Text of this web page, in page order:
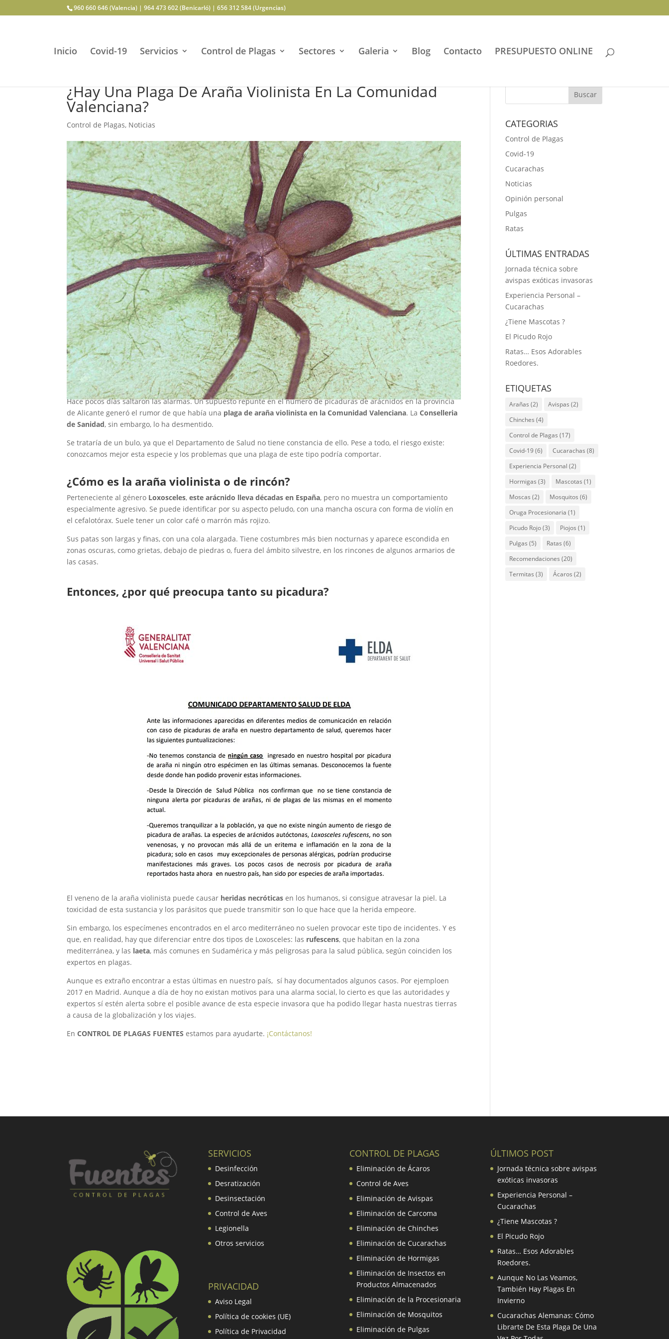
960 660 646 (Valencia) | 964 473 602 (Benicarló) | 656 312 584 (Urgencias)
Inicio Covid-19 Servicios Control de Plagas Sectores Galeria Blog Contacto PRESUPUESTO ONLINE
¿Hay Una Plaga De Araña Violinista En La Comunidad
Valenciana?
Control de Plagas, Noticias
Hace pocos días saltaron las alarmas. Un supuesto repunte en el número de picaduras de arácnidos en la provincia
de Alicante generó el rumor de que había una plaga de araña violinista en la Comunidad Valenciana. La Conselleria
de Sanidad, sin embargo, lo ha desmentido.
Se trataría de un bulo, ya que el Departamento de Salud no tiene constancia de ello. Pese a todo, el riesgo existe:
conozcamos mejor esta especie y los problemas que una plaga de este tipo podría comportar.
¿Cómo es la araña violinista o de rincón?
Perteneciente al género Loxosceles,este arácnido lleva décadas en España, pero no muestra un comportamiento
especialmente agresivo. Se puede identificar por su aspecto peludo, con una mancha oscura con forma de violín en
el cefalotórax. Suele tener un color café o marrón más rojizo.
Sus patas son largas y finas, con una cola alargada. Tiene costumbres más bien nocturnas y aparece escondida en
zonas oscuras, como grietas, debajo de piedras o, fuera del ámbito silvestre, en los rincones de algunos armarios de
las casas.
Entonces, ¿por qué preocupa tanto su picadura?
El veneno de la araña violinista puede causar heridas necróticas en los humanos, si consigue atravesar la piel. La
toxicidad de esta sustancia y los parásitos que puede transmitir son lo que hace que la herida empeore.
Sin embargo, los especímenes encontrados en el arco mediterráneo no suelen provocar este tipo de incidentes. Y es
que, en realidad, hay que diferenciar entre dos tipos de Loxosceles: las rufescens, que habitan en la zona
mediterránea, y las laeta, más comunes en Sudamérica y más peligrosas para la salud pública, según coinciden los
expertos en plagas.
Aunque es extraño encontrar a estas últimas en nuestro país, sí hay documentados algunos casos. Por ejemploen
2017 en Madrid. Aunque a día de hoy no existan motivos para una alarma social, lo cierto es que las autoridades y
expertos sí estén alerta sobre el posible avance de esta especie invasora que ha podido llegar hasta nuestras tierras
a causa de la globalización y los viajes.
EnCONTROL DE PLAGAS FUENTES estamos para ayudarte. ¡Contáctanos!
CATEGORIAS
Control de Plagas
Covid-19
Cucarachas
Noticias
Opinión personal
Pulgas
Ratas
ÚLTIMAS ENTRADAS
Jornada técnica sobre
avispas exóticas invasoras
Experiencia Personal –
Cucarachas
¿Tiene Mascotas ?
El Picudo Rojo
Ratas… Esos Adorables
Roedores.
ETIQUETAS
Arañas (2) Avispas (2)
Chinches (4)
Control de Plagas (17)
Covid-19(6) Cucarachas (8)
Experiencia Personal (2)
Hormigas (3) Mascotas (1)
Moscas (2) Mosquitos (6)
Oruga Procesionaria (1)
Picudo Rojo(3) Piojos (1)
Pulgas (5) Ratas (6)
Recomendaciones (20)
Termitas (3) Ácaros (2)
SERVICIOS
Desinfección
Desratización
Desinsectación
Control de Aves
Legionella
Otros servicios
PRIVACIDAD
Aviso Legal
Política de cookies (UE)
Política de Privacidad
CONTROL DE PLAGAS
Eliminación de Ácaros
Control de Aves
Eliminación de Avispas
Eliminación de Carcoma
Eliminación de Chinches
Eliminación de Cucarachas
Eliminación de Hormigas
Eliminación de Insectos en
Productos Almacenados
Eliminación de la Procesionaria
Eliminación de Mosquitos
Eliminación de Pulgas
ÚLTIMOS POST
Jornada técnica sobre avispas
exóticas invasoras
Experiencia Personal –
Cucarachas
¿Tiene Mascotas ?
El Picudo Rojo
Ratas… Esos Adorables
Roedores.
Aunque No Las Veamos,
También Hay Plagas En
Invierno
Cucarachas Alemanas: Cómo
Librarte De Esta Plaga De Una